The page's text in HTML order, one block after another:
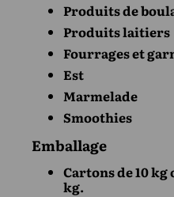
Produits de
Produits laitiers
Fourrages et
Est
Marmelade
Smoothies
Emballage
Cartons de 10 kg
kg.